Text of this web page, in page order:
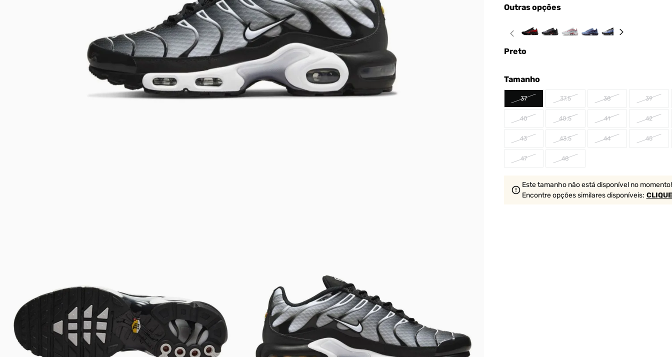
Outras opções
Preto
Tamanho
37 37.5 38 39
40 40.5 41 42
43 43.5 44 45
47 48
Este tamanho não está disponível no momento!
Encontre opções similaresdisponíveis: